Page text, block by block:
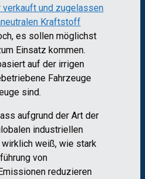
verkauft und zugelassen
Kraftstoff
es sollen möglichst
Einsatz kommen.
auf der irrigen
Fahrzeuge
sind.
aufgrund der Art der
industriellen
weiß, wie stark
von
reduzieren